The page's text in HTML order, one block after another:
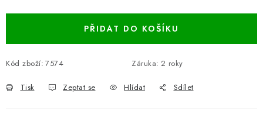
PŘIDAT DO KOŠÍKU
Kód zboží: 7574 Záruka: 2 roky
Tisk Zeptat se Hlídat Sdílet